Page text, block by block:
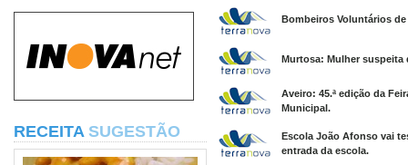
RECEITA SUGESTÃO
Bombeiros Voluntários de
Murtosa: Mulher suspeita
Aveiro: 45.ª edição da
Municipal.
Escola João Afonso vai
entrada da escola.